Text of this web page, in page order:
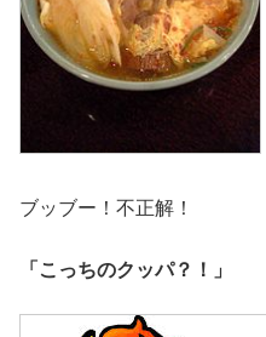
ブッブー！不正解！
「こっちのクッパ？！」